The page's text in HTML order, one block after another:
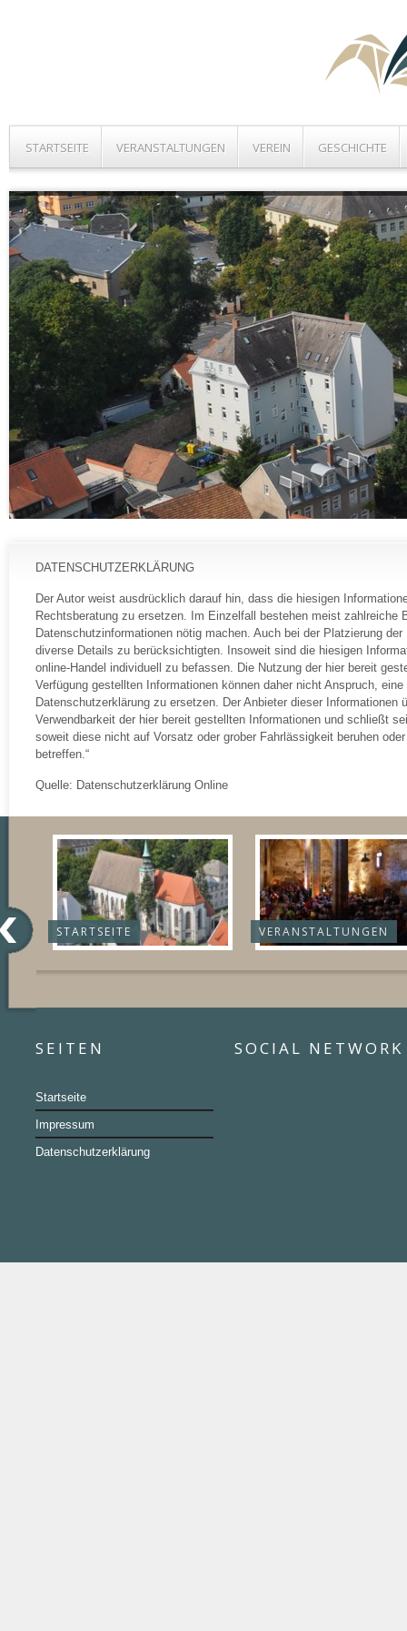
STARTSEITE VERANSTALTUNGEN VEREIN GESCHICHTE
DATENSCHUTZERKLÄRUNG
Der Autor weist ausdrücklich darauf hin, dass die hiesigen
Rechtsberatung zu ersetzen. Im Einzelfall bestehen meist zahlreiche
Datenschutzinformationen nötig machen. Auch bei der Platzierung
diverse Details zu berücksichtigten. Insoweit sind die hiesigen
online-Handel individuell zu befassen. Die Nutzung der hier bereit
Verfügung gestellten Informationen können daher nicht Anspruch,
Datenschutzerklärung zu ersetzen. Der Anbieter dieser
Verwendbarkeit der hier bereit gestellten Informationen und schließt
soweit diese nicht auf Vorsatz oder grober Fahrlässigkeit beruhen
betreffen.“
Quelle: Datenschutzerklärung Online
STARTSEITE VERANSTALTUNGEN
SEITEN
Startseite
Impressum
Datenschutzerklärung
SOCIAL NETWORK